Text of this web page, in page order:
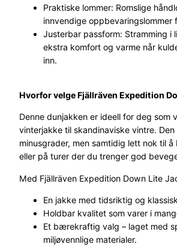
a
e
S
o
r
a
Praktiske lommer: Romslige
innvendige oppbevaringslommer
Justerbar passform: Stramming i
ekstra komfort og varme når
inn.
Hvorfor velge Fjällräven Expedition
Denne dunjakken er ideell for deg som
vinterjakke til skandinaviske vintre.
minusgrader, men samtidig lett nok til å
eller på turer der du trenger god
Med Fjällräven Expedition Down Lite
En jakke med tidsriktig og
Holdbar kvalitet som varer i
Et bærekraftig valg – laget med
miljøvennlige materialer.